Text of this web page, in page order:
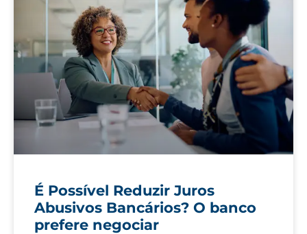
É Possível Reduzir Juros
Abusivos Bancários? O banco
prefere negociar